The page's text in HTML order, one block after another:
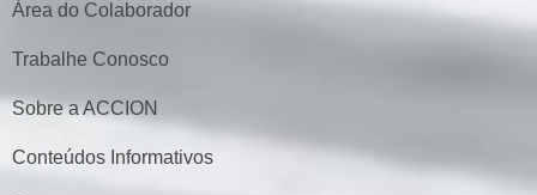
Área do Colaborador
Trabalhe Conosco
Sobre a ACCION
Conteúdos Informativos